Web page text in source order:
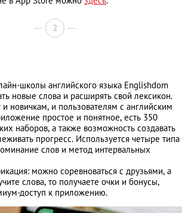
2
школы английского языка Englishdom
новые слова и расширять свой лексикон.
и новичкам, и пользователям с английским
простое и понятное, есть 350
наборов, а также возможность создавать
прогресс. Используется четыре типа
слов и метод интервальных
можно соревноваться с друзьями, а
слова, то получаете очки и бонусы,
доступ к приложению.